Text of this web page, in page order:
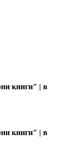
книги" | в
книги" | в